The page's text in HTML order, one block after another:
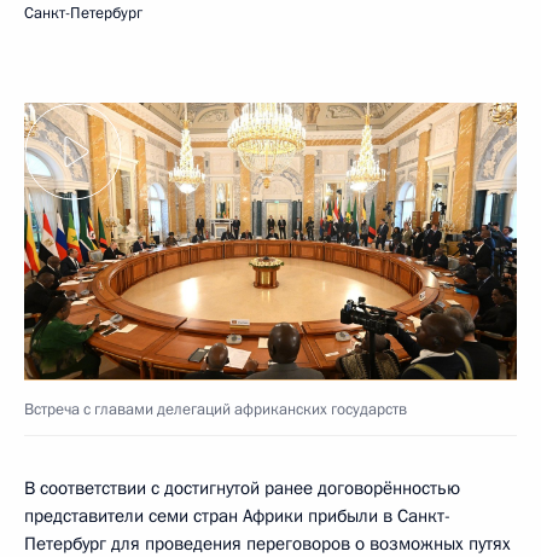
Санкт-Петербург
Встреча с главами делегаций африканских государств
В соответствии с достигнутой ранее договорённостью
представители семи стран Африки прибыли в Санкт-
Петербург для проведения переговоров о возможных путях